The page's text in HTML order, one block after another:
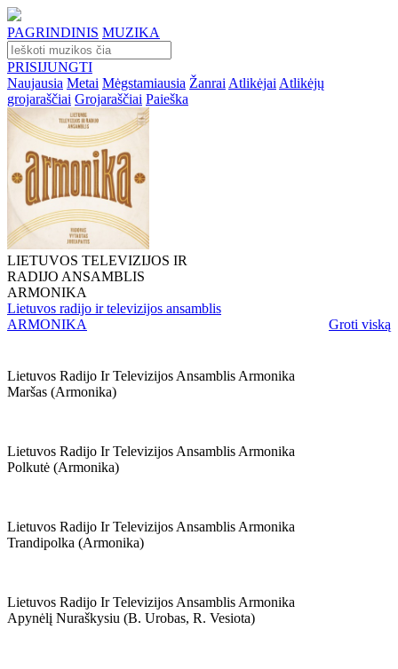
PAGRINDINIS MUZIKA
PRISIJUNGTI
Naujausia Metai Mėgstamiausia Žanrai Atlikėjai Atlikėjų
grojaraščiai Grojaraščiai Paieška
LIETUVOS TELEVIZIJOS IR
RADIJO ANSAMBLIS
ARMONIKA
Lietuvos radijo ir televizijos ansamblis
ARMONIKA
Groti viską
Lietuvos Radijo Ir Televizijos Ansamblis Armonika
Maršas (armonika)
Lietuvos Radijo Ir Televizijos Ansamblis Armonika
Polkutė (armonika)
Lietuvos Radijo Ir Televizijos Ansamblis Armonika
Trandipolka (armonika)
Lietuvos Radijo Ir Televizijos Ansamblis Armonika
Apynėlį Nuraškysiu (b. Urobas, R. Vesiota)